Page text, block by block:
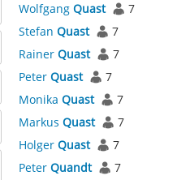
Wolfgang Quast
7
Stefan Quast
7
Rainer Quast
7
Peter Quast
7
Monika Quast
7
Markus Quast
7
Holger Quast
7
Peter Quandt 7